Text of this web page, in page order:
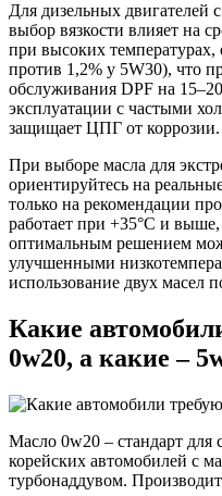
Для дизельных двигателей
выбор вязкости влияет на
при высоких
против 1,2% у 5W30), что
обслуживания DPF на
эксплуатации с частыми
защищает ЦПГ от коррозии.
При выборе масла для
ориентируйтесь на
только на рекомендации
работает при +35°C и
оптимальным решением
улучшенными
использование двух масел
Какие
0w20, а какие –
Масло 0w20 – стандарт
корейских автомобилей с
турбонаддувом.